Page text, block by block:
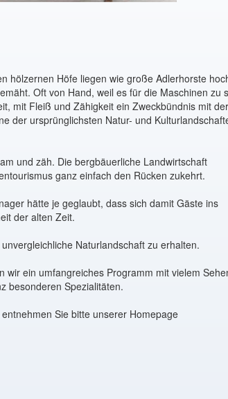
hölzernen Höfe liegen wie große Adlerhorste
Oft von Hand, weil es für die Maschinen zu
mit Fleiß und Zähigkeit ein Zweckbündnis mit der
der ursprünglichsten Natur- und
und zäh. Die bergbäuerliche Landwirtschaft
ganz einfach den Rücken zukehrt.
hätte je geglaubt, dass sich damit Gäste ins
der alten Zeit.
Naturlandschaft zu erhalten.
ein umfangreiches Programm mit vielem
besonderen Spezialitäten.
Sie bitte unserer Homepage